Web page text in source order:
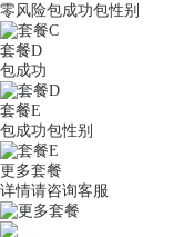
零风险包成功包性别
套餐D
包成功
套餐E
包成功包性别
更多套餐
详情请咨询客服